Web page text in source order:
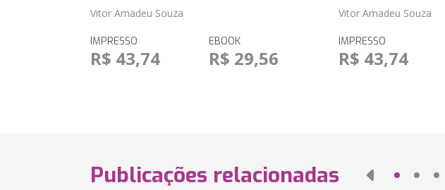
Vitor Amadeu Souza
IMPRESSO
R$ 43,74
EBOOK
R$ 29,56
Vitor Amadeu Souza
IMPRESSO
R$ 43,74
Publicações relacionadas